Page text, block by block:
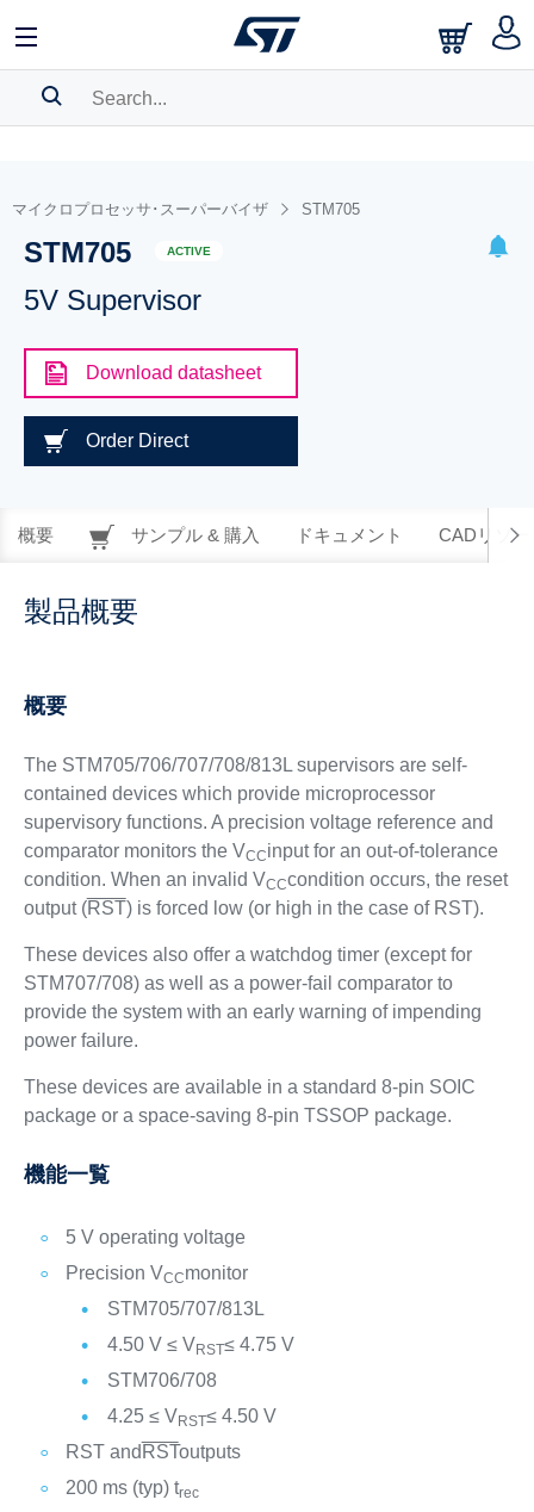
BOOKMARK
Pleaselog in to show your saved searches.
マイクロプロセッサ･スーパーバイザ STM705
STM705 ACTIVE
5V Supervisor
Download datasheet
Order Direct
概要 サンプル & 購入 ドキュメント CADリソー
製品概要
概要
The STM705/706/707/708/813L supervisors are self-
contained devices which provide microprocessor
supervisory functions. A precision voltage reference and
comparator monitors the VCCinput for an out-of-tolerance
condition. When an invalid VCCcondition occurs, the reset
output (RST) is forced low (or high in the case of RST).
These devices also offer a watchdog timer (except for
STM707/708) as well as a power-fail comparator to
provide the system with an early warning of impending
power failure.
These devices are available in a standard 8-pin SOIC
package or a space-saving 8-pin TSSOP package.
機能一覧
5 V operating voltage
Precision VCCmonitor
STM705/707/813L
4.50 V ≤ VRST≤ 4.75 V
STM706/708
4.25 ≤ VRST≤ 4.50 V
RST and RSToutputs
200 ms (typ) trec